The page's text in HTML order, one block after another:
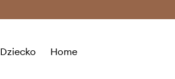
Dziecko Home